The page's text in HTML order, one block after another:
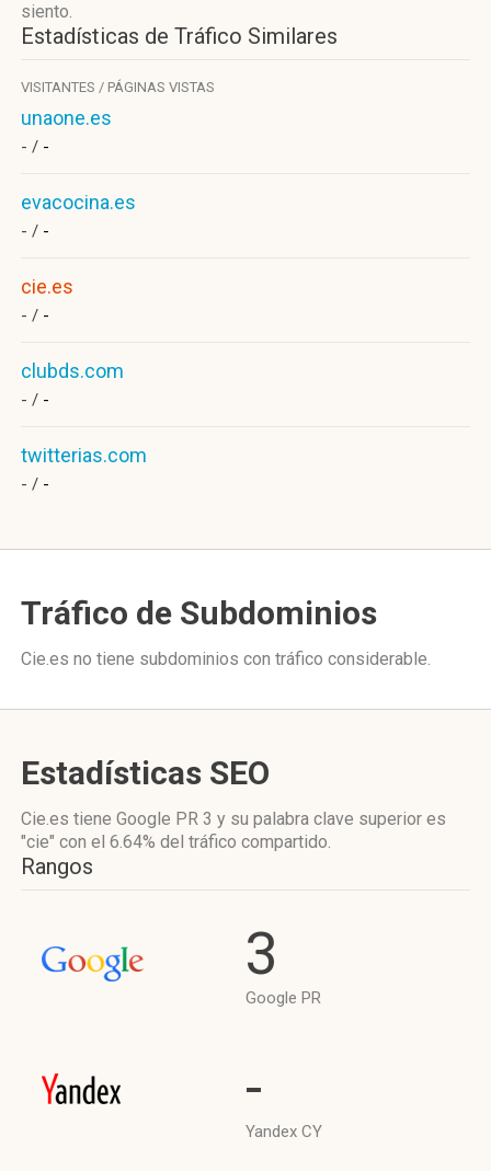
siento.
Estadísticas de Tráfico Similares
VISITANTES / PÁGINAS VISTAS
unaone.es
- / -
evacocina.es
- / -
cie.es
- / -
clubds.com
- / -
twitterias.com
- / -
Tráfico de Subdominios
Cie.es no tiene subdominios con tráfico considerable.
Estadísticas SEO
Cie.es tiene Google PR 3 y su palabra clave superior es
"cie" con el 6.64% del tráfico compartido.
Rangos
3
Google PR
-
Yandex CY